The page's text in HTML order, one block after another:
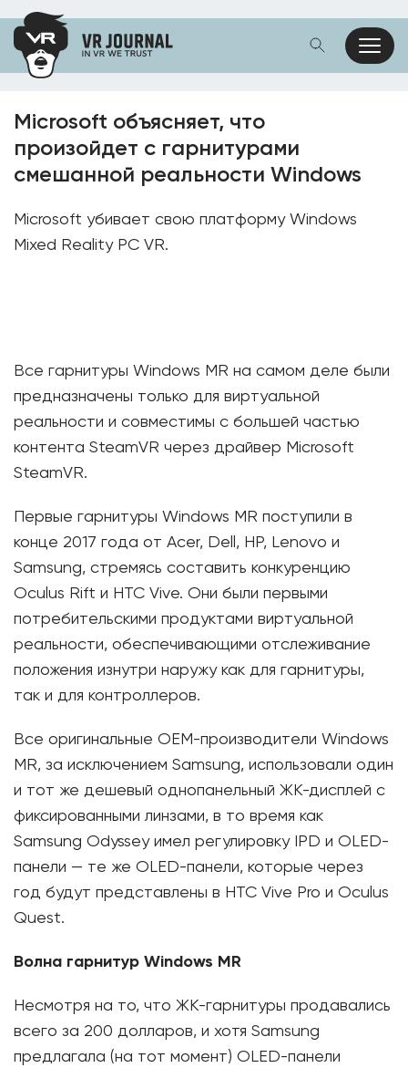
Microsoft объясняет, что
произойдет с гарнитурами
смешанной реальности Windows
Microsoft убивает свою платформу Windows
Mixed Reality PC VR.
Все гарнитуры Windows MR на самом деле были
предназначены только для виртуальной
реальности и совместимы с большей частью
контента SteamVR через драйвер Microsoft
SteamVR.
Первые гарнитуры Windows MR поступили в
конце 2017 года от Acer, Dell, HP, Lenovo и
Samsung, стремясь составить конкуренцию
Oculus Rift и HTC Vive. Они были первыми
потребительскими продуктами виртуальной
реальности, обеспечивающими отслеживание
положения изнутри наружу как для гарнитуры,
так и для контроллеров.
Все оригинальные OEM-производители Windows
MR, за исключением Samsung, использовали один
и тот же дешевый однопанельный ЖК-дисплей с
фиксированными линзами, в то время как
Samsung Odyssey имел регулировку IPD и OLED-
панели — те же OLED-панели, которые через
год будут представлены в HTC Vive Pro и Oculus
Quest.
Волна гарнитур Windows MR
Несмотря на то, что ЖК-гарнитуры продавались
всего за 200 долларов, и хотя Samsung
предлагала (на тот момент) OLED-панели